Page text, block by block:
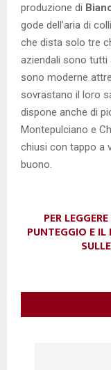
produzione di
gode dell’aria di
che dista solo tre
aziendali sono tutti
sono moderne
sovrastano il loro
dispone anche di
Montepulciano e
chiusi con tappo a
buono.
PER
PUNTEGGIO E IL